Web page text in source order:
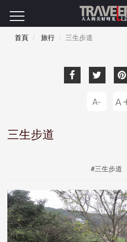
首頁 旅行 三生步道
三生步道
#三生步道